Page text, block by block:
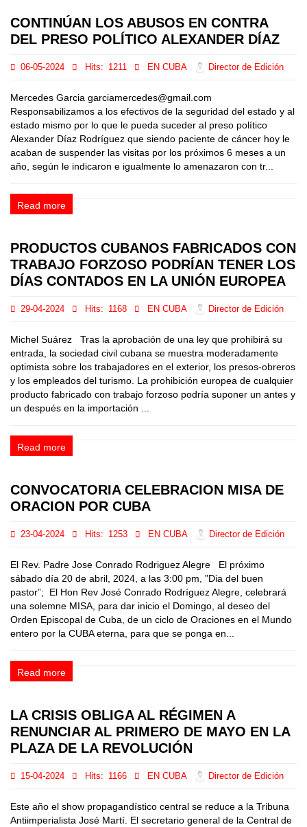
CONTINÚAN LOS ABUSOS EN CONTRA
DEL PRESO POLÍTICO ALEXANDER DÍAZ
06-05-2024 Hits: 1211 EN CUBA Director de Edición
Mercedes Garcia garciamercedes@gmail.com
Responsabilizamos a los efectivos de la seguridad del estado y al
estado mismo por lo que le pueda suceder al preso político
Alexander Díaz Rodríguez que siendo paciente de cáncer hoy le
acaban de suspender las visitas por los próximos 6 meses a un
año, según le indicaron e igualmente lo amenazaron con tr...
Read more
PRODUCTOS CUBANOS FABRICADOS CON
TRABAJO FORZOSO PODRÍAN TENER LOS
DÍAS CONTADOS EN LA UNIÓN EUROPEA
29-04-2024 Hits: 1168 EN CUBA Director de Edición
Michel Suárez Tras la aprobación de una ley que prohibirá su
entrada, la sociedad civil cubana se muestra moderadamente
optimista sobre los trabajadores en el exterior, los presos-obreros
y los empleados del turismo. La prohibición europea de cualquier
producto fabricado con trabajo forzoso podría suponer un antes y
un después en la importación ...
Read more
CONVOCATORIA CELEBRACION MISA DE
ORACION POR CUBA
23-04-2024 Hits: 1253 EN CUBA Director de Edición
El Rev. Padre Jose Conrado Rodriguez Alegre El próximo
sábado día 20 de abril, 2024, a las 3:00 pm, ”Dia del buen
pastor”; El Hon Rev José Conrado Rodríguez Alegre, celebrará
una solemne MISA, para dar inicio el Domingo, al deseo del
Orden Episcopal de Cuba, de un ciclo de Oraciones en el Mundo
entero por la CUBA eterna, para que se ponga en...
Read more
LA CRISIS OBLIGA AL RÉGIMEN A
RENUNCIAR AL PRIMERO DE MAYO EN LA
PLAZA DE LA REVOLUCIÓN
15-04-2024 Hits: 1166 EN CUBA Director de Edición
Este año el show propagandístico central se reduce a la Tribuna
Antiimperialista José Martí. El secretario general de la Central de